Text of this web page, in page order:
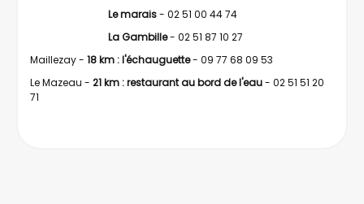
Le marais- 02 51 00 44 74
La Gambille- 02 51 87 10 27
Maillezay - 18 km : l'échauguette- 09 77 68 09 53
Le Mazeau - 21 km : restaurant au bord de l'eau- 02 51 51 20
71